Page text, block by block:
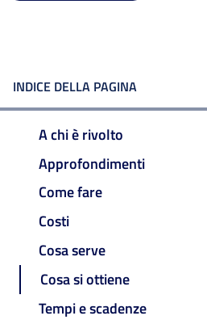
INDICE DELLA PAGINA
A chi è rivolto
Approfondimenti
Come fare
Costi
Cosa serve
Cosa si ottiene
Tempi e scadenze